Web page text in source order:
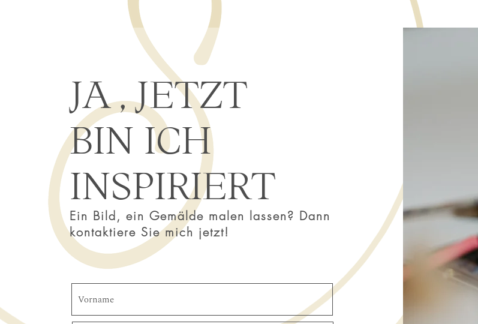
JA , JETZT
BIN ICH
INSPIRIERT
Ein Bild, ein Gemälde malen lassen? Dann
kontaktiere Sie mich jetzt!